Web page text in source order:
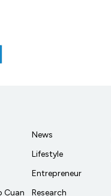
Cuan
News
Lifestyle
Entrepreneur
Research